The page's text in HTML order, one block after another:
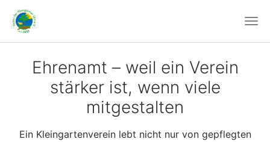
Ehrenamt – weil ein Verein
stärker ist, wenn viele
mitgestalten
Ein Kleingartenverein lebt nicht nur von gepflegten